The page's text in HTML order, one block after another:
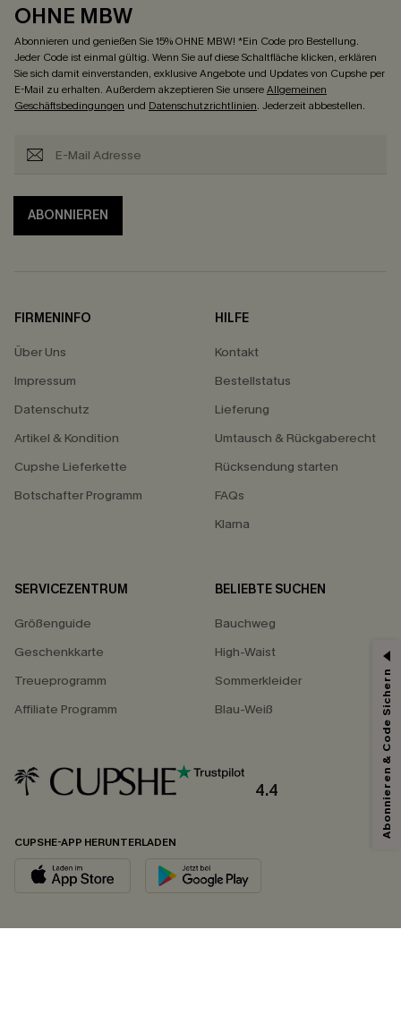
OHNE MBW
Abonnieren und genießen Sie 15% OHNE MBW! *Ein Code pro Bestellung.
Jeder Code ist einmal gültig. Wenn Sie auf diese Schaltfläche klicken, erklären
Sie sich damit einverstanden, exklusive Angebote und Updates von Cupshe per
E-Mail zu erhalten. Außerdem akzeptieren Sie unsereAllgemeinen
Geschäftsbedingungen und Datenschutzrichtlinien. Jederzeit abbestellen.
ABONNIEREN
FIRMENINFO
Über Uns
Impressum
Datenschutz
Artikel & Kondition
Cupshe Lieferkette
Botschafter Programm
HILFE
Kontakt
Bestellstatus
Lieferung
Umtausch & Rückgaberecht
Rücksendung starten
FAQs
Klarna
SERVICEZENTRUM
Größenguide
Geschenkkarte
Treueprogramm
Affiliate Programm
BELIEBTE SUCHEN
Bauchweg
High-Waist
Sommerkleider
Blau-Weiß
4.4
CUPSHE-APP HERUNTERLADEN
Abonnieren & Code Sichern